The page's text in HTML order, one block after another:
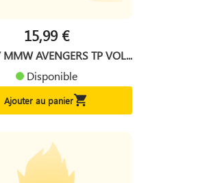
15,99 €
AVENGERS TP VOL...
Disponible
Ajouter au panier